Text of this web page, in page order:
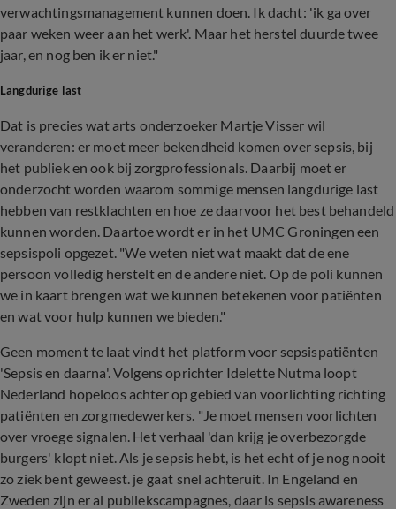
verwachtingsmanagement kunnen doen. Ik dacht: 'ik ga over
paar weken weer aan het werk'. Maar het herstel duurde twee
jaar, en nog ben ik er niet."
Langdurige last
Dat is precies wat arts onderzoeker Martje Visser wil
veranderen: er moet meer bekendheid komen over sepsis, bij
het publiek en ook bij zorgprofessionals. Daarbij moet er
onderzocht worden waarom sommige mensen langdurige last
hebben van restklachten en hoe ze daarvoor het best behandeld
kunnen worden. Daartoe wordt er in het UMC Groningen een
sepsispoli opgezet. "We weten niet wat maakt dat de ene
persoon volledig herstelt en de andere niet. Op de poli kunnen
we in kaart brengen wat we kunnen betekenen voor patiënten
en wat voor hulp kunnen we bieden."
Geen moment te laat vindt het platform voor sepsispatiënten
'Sepsis en daarna'. Volgens oprichter Idelette Nutma loopt
Nederland hopeloos achter op gebied van voorlichting richting
patiënten en zorgmedewerkers. "Je moet mensen voorlichten
over vroege signalen. Het verhaal 'dan krijg je overbezorgde
burgers' klopt niet. Als je sepsis hebt, is het echt of je nog nooit
zo ziek bent geweest. je gaat snel achteruit. In Engeland en
Zweden zijn er al publiekscampagnes, daar is sepsis awareness